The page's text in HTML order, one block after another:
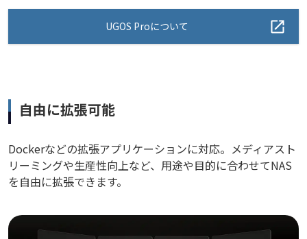
UGOS Proについて
自由に拡張可能
Dockerなどの拡張アプリケーションに対応。メディアスト
リーミングや生産性向上など、用途や目的に合わせてNAS
を自由に拡張できます。